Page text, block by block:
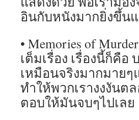
อินกับหนังมากยิ่งขึ้น
• Memories of
เต็มเรื่อง เรื่องนี้ก็คื
เหมือนจริงมากมาย
ทำให้พวกเรางงงันต
ตอบให้มันจบๆไปเลย